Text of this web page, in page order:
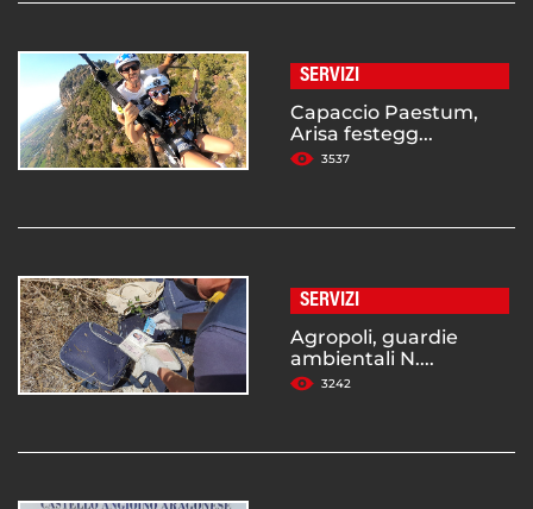
SERVIZI
Capaccio Paestum,
Arisa festegg...
3537
SERVIZI
Agropoli, guardie
ambientali N....
3242